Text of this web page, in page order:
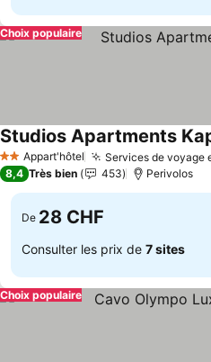
Choix populaire
2 ÉtoilesAppart'hôtel Services de voyage
Studios Apartments
8,4 Très bien 453 Perivolos
De 28 CHF
Consulter les prix de 7 sites
Choix populaire